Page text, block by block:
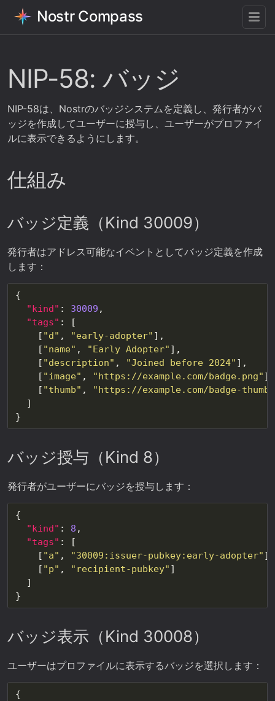
Nostr Compass
NIP-58: バッジ
NIP-58は、Nostrのバッジシステムを定義し、発行者がバ
ッジを作成してユーザーに授与し、ユーザーがプロファイ
ルに表示できるようにします。
仕組み
バッジ定義（Kind 30009）
発行者はアドレス可能なイベントとしてバッジ定義を作成
します：
"kind" : 30009
"tags"
    [
"d" , "early-adopter"
    [
"name" , "Early Adopter"
    [
"description" , "Joined before 2024"
    [
"image" ,
"https://example.com/badge.png"
    [
"thumb" ,
"https://example.com/badge-
バッジ授与（Kind 8）
発行者がユーザーにバッジを授与します：
"kind" : 8
"tags"
    [
"a" ,
"30009:issuer-pubkey:early-adopter"
    [
"p" , "recipient-pubkey"
バッジ表示（Kind 30008）
ユーザーはプロファイルに表示するバッジを選択します：